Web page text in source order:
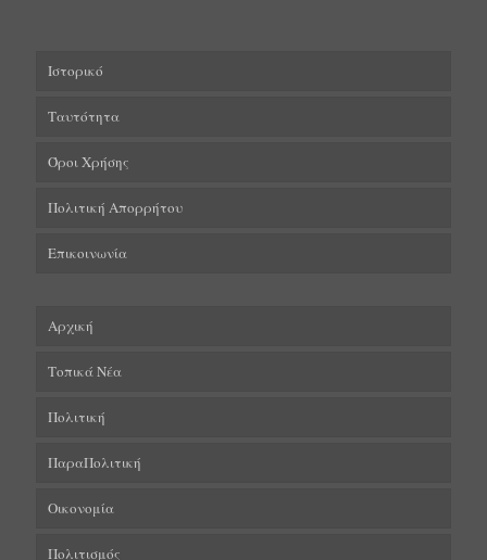
Ιστορικό
Ταυτότητα
Όροι Χρήσης
Πολιτική Απορρήτου
Επικοινωνία
Αρχική
Τοπικά Νέα
Πολιτική
ΠαραΠολιτική
Οικονομία
Πολιτισμός